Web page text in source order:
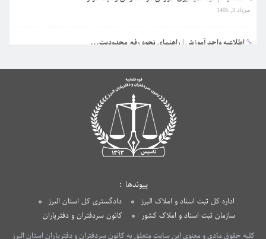
اطلاعیه واحد آموزش | راهنمای نحوه رفع محدودیت...
پیوندها
اداره کل ثبت اسناد و املاک البرز
دادگستری کل استان البرز
سازمان ثبت اسناد و املاک کشور
کانون سردفتران و دفتریاران
کلیه حقوق مادی و معنوی این سایت متعلق به کانون سردفتران و دفتریاران استان البرز